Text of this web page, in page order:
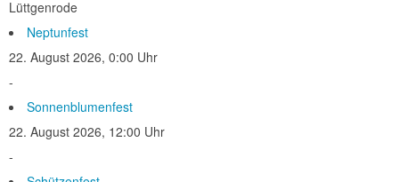
Lüttgenrode
Neptunfest
22. August 2026, 0:00 Uhr
-
Sonnenblumenfest
22. August 2026, 12:00 Uhr
-